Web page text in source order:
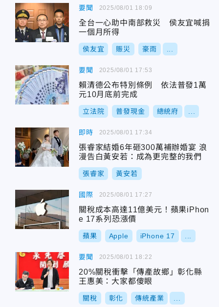
要聞
全台一心助中南部救災 侯友宜喊捐
一個月所得
侯友宜 賑災 豪雨
2025/08/01 18:09
要聞
賴清德公布特別條例 依法普發1萬
元10月底前完成
立法院 普發現金 總統府
2025/08/01 17:53
即時
張睿家結婚6年砸300萬補辦婚宴 浪
漫告白黃安若：成為更完整的我們
張睿家 黃安若
2025/08/01 17:34
國際
關稅成本高達11億美元！蘋果iPhon
e 17系列恐漲價
蘋果 Apple iPhone 17
2025/08/01 17:27
要聞
20%關稅衝擊「傳產故鄉」彰化縣
王惠美：大家都傻眼
關稅 彰化 傳統產業
2025/08/01 18:22